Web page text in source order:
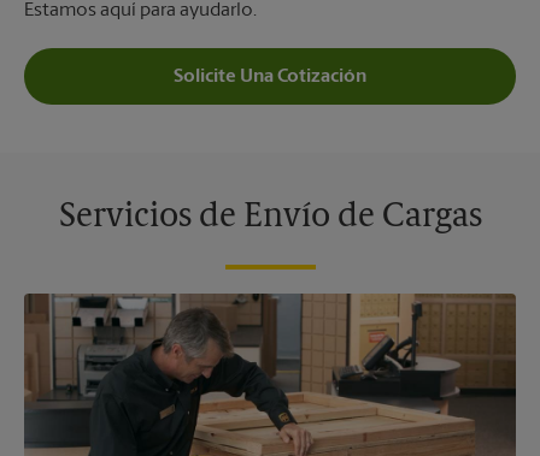
Estamos aquí para ayudarlo.
Solicite Una Cotización
Servicios de Envío de Cargas